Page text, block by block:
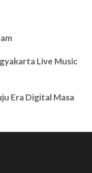
Live Music
Era Digital Masa